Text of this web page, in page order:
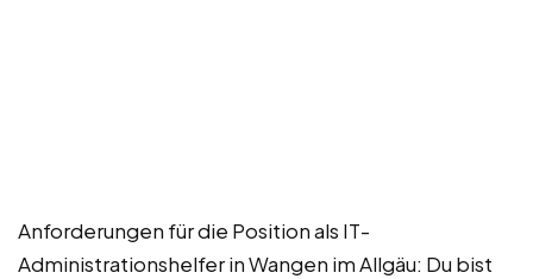
Anforderungen für die Position als IT-
Administrationshelfer in Wangen im Allgäu: Du bist